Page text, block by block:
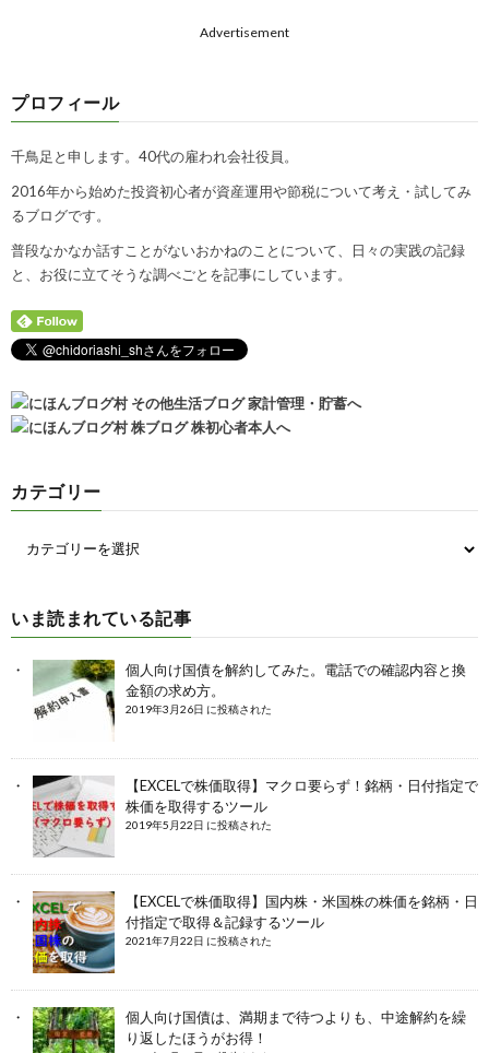
Advertisement
プロフィール
千鳥足と申します。40代の雇われ会社役員。
2016年から始めた投資初心者が資産運用や節税について考え・試してみ
るブログです。
普段なかなか話すことがないおかねのことについて、日々の実践の記録
と、お役に立てそうな調べごとを記事にしています。
カテゴリー
いま読まれている記事
個人向け国債を解約してみた。電話での確認内容と換
金額の求め方。
2019年3月26日 に投稿された
【EXCELで株価取得】マクロ要らず！銘柄・日付指定で
株価を取得するツール
2019年5月22日 に投稿された
【EXCELで株価取得】国内株・米国株の株価を銘柄・日
付指定で取得＆記録するツール
2021年7月22日 に投稿された
個人向け国債は、満期まで待つよりも、中途解約を繰
り返したほうがお得！